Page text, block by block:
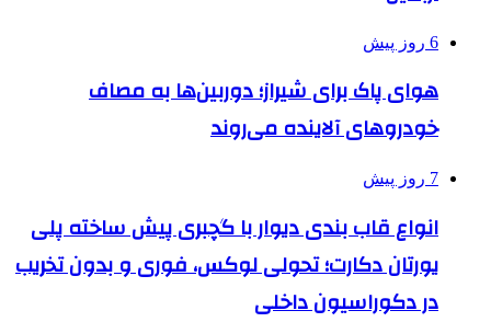
6 روز پیش
هوای پاک برای شیراز؛ دوربین‌ها به مصاف
خودروهای آلاینده می‌روند
7 روز پیش
انواع قاب بندی دیوار با گچبری پیش ساخته پلی
یورتان دکارت؛ تحولی لوکس، فوری و بدون تخریب
در دکوراسیون داخلی